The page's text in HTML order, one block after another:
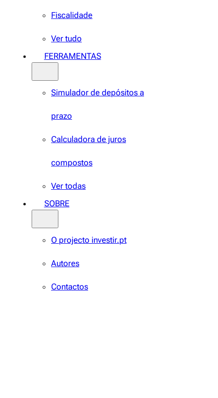
Fiscalidade
Ver tudo
FERRAMENTAS
Simulador de depósitos a
prazo
Calculadora de juros
compostos
Ver todas
SOBRE
O projecto investir.pt
Autores
Contactos